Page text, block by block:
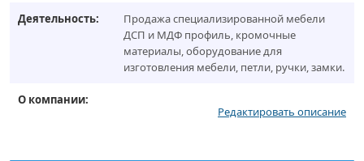
Деятельность:
Продажа специализированной мебели
ДСП и МДФ профиль, кромочные
материалы, оборудование для
изготовления мебели, петли, ручки, замки.
О компании:
Редактировать описание